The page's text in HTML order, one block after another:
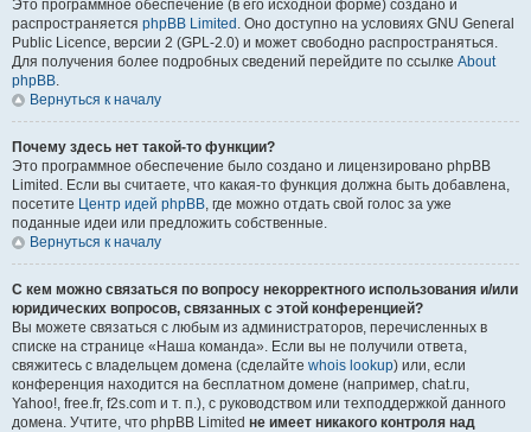
Это программное обеспечение (в его исходной форме) создано и
распространяется phpBB Limited . Оно доступно на условиях GNU General
Public Licence, версии 2 (GPL-2.0) и может свободно распространяться.
Для получения более подробных сведений перейдите по ссылке About
phpBB.
Вернуться к началу
Почему здесь нет такой-то функции?
Это программное обеспечение было создано и лицензировано phpBB
Limited. Если вы считаете, что какая-то функция должна быть добавлена,
посетите Центр идей phpBB, где можно отдать свой голос за уже
поданные идеи или предложить собственные.
Вернуться к началу
С кем можно связаться по вопросу некорректного использования и/или
юридических вопросов, связанных с этой конференцией?
Вы можете связаться с любым из администраторов, перечисленных в
списке на странице «Наша команда». Если вы не получили ответа,
свяжитесь с владельцем домена (сделайте whois lookup) или, если
конференция находится на бесплатном домене (например, chat.ru,
Yahoo!, free.fr, f2s.com и т. п.), с руководством или техподдержкой данного
домена. Учтите, что phpBB Limited не имеет никакого контроля над